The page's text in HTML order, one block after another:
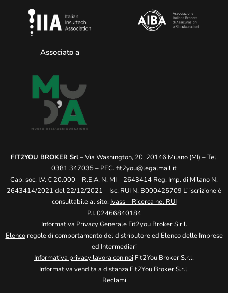
Associato a
FIT2YOU BROKER Srl– Via Washington, 20, 20146 Milano (MI) – Tel.
0381 347035 – PEC. fit2you@legalmail.it
Cap. soc. I.V. € 20.000 – R.E.A. N. MI – 2643414 Reg. Imp. di Milano N.
2643414/2021 del 22/12/2021 – Isc. RUI N. B000425709 L’ iscrizione è
consultabile al sito: Ivass – Ricerca nel RUI
P.I. 02466840184
Informativa Privacy GeneraleFit2you Broker S.r.l.
Elencoregole di comportamento del distributore ed Elenco delle Imprese
ed Intermediari
Informativa privacy lavora con noi Fit2You Broker S.r.l.
Informativa vendita a distanza Fit2You Broker S.r.l.
Reclami